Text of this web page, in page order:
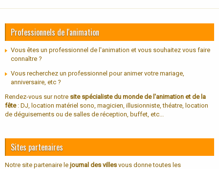
Professionnels de l'animation
Vous êtes un professionnel de l'animation et vous souhaitez vous faire
connaître ?
Vous recherchez un professionnel pour animer votre mariage,
anniversaire, etc ?
Rendez-vous sur notre site spécialiste du monde de l'animation et de la
fête: DJ, location matériel sono, magicien, illusionniste, théatre, location
de déguisements ou de salles de réception, buffet, etc...
Sites partenaires
Notre site partenaire le journal des villes vous donne toutes les